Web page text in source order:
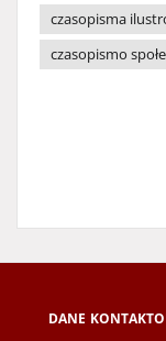
czasopisma
czasopismo
DANE